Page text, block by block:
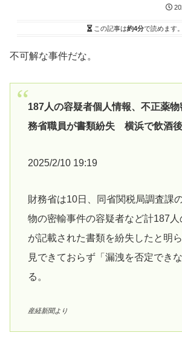
この記事は約4分で読めます。
不可解な事件だな。
187人の容疑者個人情報、不正薬
務省職員が書類紛失 横浜で飲酒
2025/2/10 19:19
財務省は10日、同省関税局調査課
物の密輸事件の容疑者など計187
が記載された書類を紛失したと明
見できておらず「漏洩を否定でき
る。
産経新聞より